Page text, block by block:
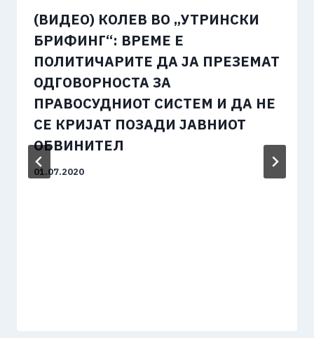
(ВИДЕО) КОЛЕВ ВО „УТРИНСКИ
БРИФИНГ“: ВРЕМЕ Е
ПОЛИТИЧАРИТЕ ДА ЈА ПРЕЗЕМАТ
ОДГОВОРНОСТА ЗА
ПРАВОСУДНИОТ СИСТЕМ И ДА НЕ
СЕ КРИЈАТ ПОЗАДИ ЈАВНИОТ
ОБВИНИТЕЛ
01.07.2020